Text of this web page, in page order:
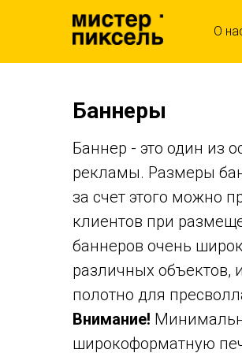
О
Баннеры
Баннер - это один из
рекламы. Размеры
за счет этого можно
клиентов при
баннеров очень
различных объектов,
полотно для
Внимание!
широкоформатную